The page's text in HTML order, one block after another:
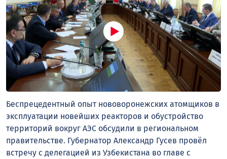
Беспрецедентный опыт нововоронежских атомщиков в
эксплуатации новейших реакторов и обустройство
территорий вокруг АЭС обсудили в региональном
правительстве. Губернатор Александр Гусев провёл
встречу с делегацией из Узбекистана во главе с